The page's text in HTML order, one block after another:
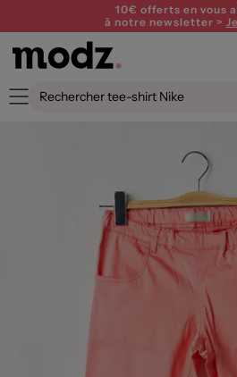
10€ offerts en vous
à notre newsletter >